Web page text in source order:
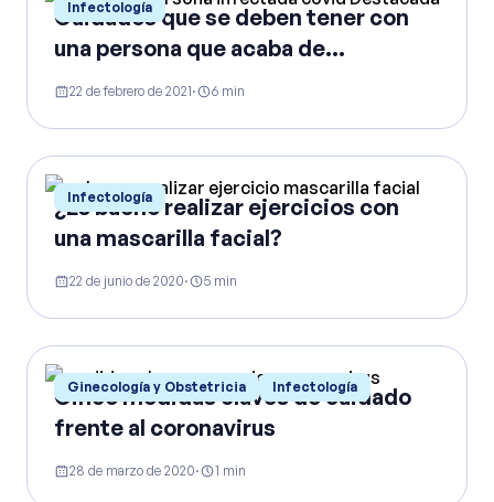
Infectología
Cuidados que se deben tener con
una persona que acaba de
infectarse de COVID-19
22 de febrero de 2021· 6 min
Infectología
¿Es bueno realizar ejercicios con
una mascarilla facial?
22 de junio de 2020· 5 min
Ginecología y Obstetricia Infectología
Cinco medidas claves de cuidado
frente al coronavirus
28 de marzo de 2020· 1 min